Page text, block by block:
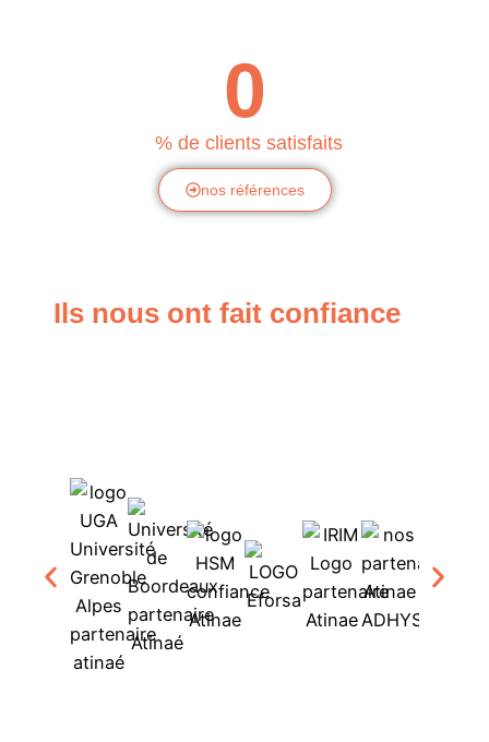
0
% de clients satisfaits
nos références
Ils nous ont fait confiance